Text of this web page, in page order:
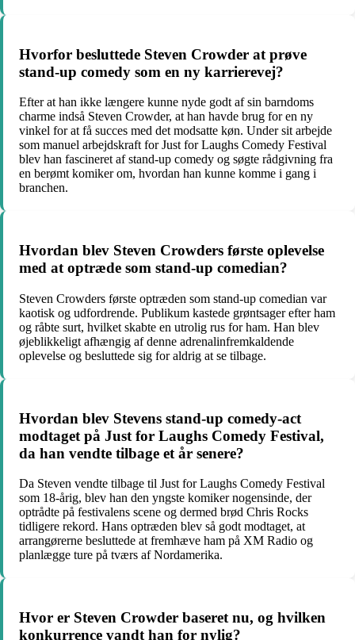
Hvorfor besluttede Steven Crowder at prøve
stand-up comedy som en ny karrierevej?
Efter at han ikke længere kunne nyde godt af sin barndoms
charme indså Steven Crowder, at han havde brug for en ny
vinkel for at få succes med det modsatte køn. Under sit arbejde
som manuel arbejdskraft for Just for Laughs Comedy Festival
blev han fascineret af stand-up comedy og søgte rådgivning fra
en berømt komiker om, hvordan han kunne komme i gang i
branchen.
Hvordan blev Steven Crowders første oplevelse
med at optræde som stand-up comedian?
Steven Crowders første optræden som stand-up comedian var
kaotisk og udfordrende. Publikum kastede grøntsager efter ham
og råbte surt, hvilket skabte en utrolig rus for ham. Han blev
øjeblikkeligt afhængig af denne adrenalinfremkaldende
oplevelse og besluttede sig for aldrig at se tilbage.
Hvordan blev Stevens stand-up comedy-act
modtaget på Just for Laughs Comedy Festival,
da han vendte tilbage et år senere?
Da Steven vendte tilbage til Just for Laughs Comedy Festival
som 18-årig, blev han den yngste komiker nogensinde, der
optrådte på festivalens scene og dermed brød Chris Rocks
tidligere rekord. Hans optræden blev så godt modtaget, at
arrangørerne besluttede at fremhæve ham på XM Radio og
planlægge ture på tværs af Nordamerika.
Hvor er Steven Crowder baseret nu, og hvilken
konkurrence vandt han for nylig?